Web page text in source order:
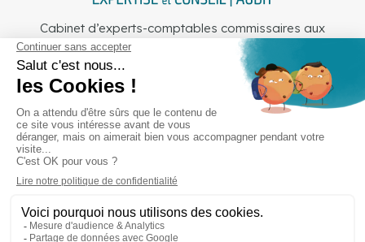
Cabinet d’experts-comptables commissaires aux
comptes sur Lille, Lens et Douai
Services Secteurs Outils
Cabinet
Recrutement